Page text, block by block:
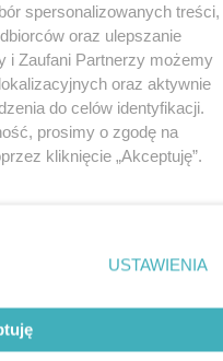
spersonalizowanych treści,
oraz ulepszanie
i Zaufani Partnerzy możemy
oraz aktywnie
do celów identyfikacji.
prosimy o zgodę na
kliknięcie „Akceptuję”.
ale masz prawo sprzeciwić
będą miały
abyś mógł świadomie
USTAWIENIA